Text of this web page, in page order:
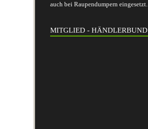
auch bei Raupendumpern eingesetzt.
MITGLIED - HÄNDLERBUND